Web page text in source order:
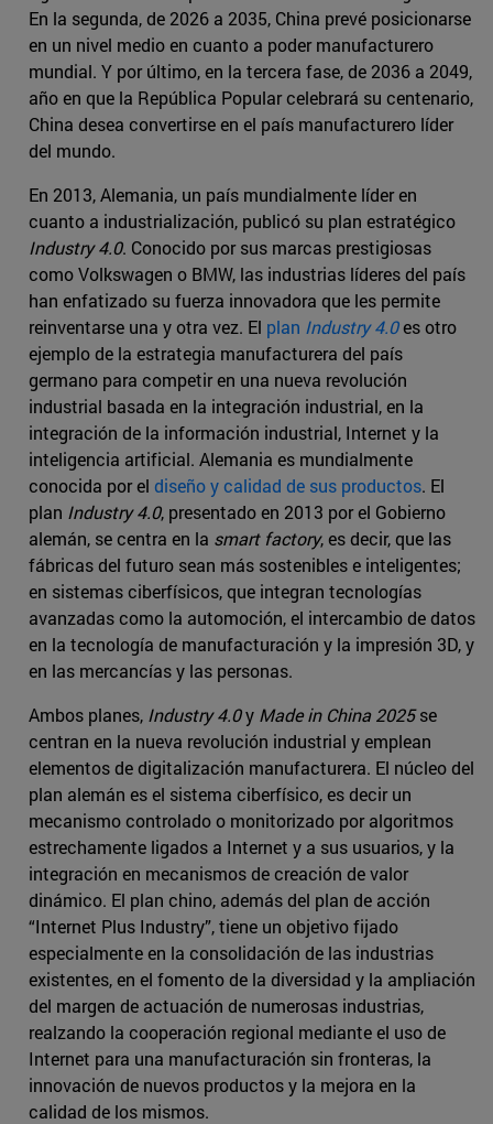
En la segunda, de 2026 a 2035, China prevé posicionarse
en un nivel medio en cuanto a poder manufacturero
mundial. Y por último, en la tercera fase, de 2036 a 2049,
año en que la República Popular celebrará su centenario,
China desea convertirse en el país manufacturero líder
del mundo.
En 2013, Alemania, un país mundialmente líder en
cuanto a industrialización, publicó su plan estratégico
Industry 4.0. Conocido por sus marcas prestigiosas
como Volkswagen o BMW, las industrias líderes del país
han enfatizado su fuerza innovadora que les permite
reinventarse una y otra vez. El plan Industry 4.0es otro
ejemplo de la estrategia manufacturera del país
germano para competir en una nueva revolución
industrial basada en la integración industrial, en la
integración de la información industrial, Internet y la
inteligencia artificial. Alemania es mundialmente
conocida por el diseño y calidad de sus productos. El
plan Industry 4.0, presentado en 2013 por el Gobierno
alemán, se centra en la smart factory, es decir, que las
fábricas del futuro sean más sostenibles e inteligentes;
en sistemas ciberfísicos, que integran tecnologías
avanzadas como la automoción, el intercambio de datos
en la tecnología de manufacturación y la impresión 3D, y
en las mercancías y las personas.
Ambos planes, Industry 4.0y Made in China 2025se
centran en la nueva revolución industrial y emplean
elementos de digitalización manufacturera. El núcleo del
plan alemán es el sistema ciberfísico, es decir un
mecanismo controlado o monitorizado por algoritmos
estrechamente ligados a Internet y a sus usuarios, y la
integración en mecanismos de creación de valor
dinámico. El plan chino, además del plan de acción
“Internet Plus Industry”, tiene un objetivo fijado
especialmente en la consolidación de las industrias
existentes, en el fomento de la diversidad y la ampliación
del margen de actuación de numerosas industrias,
realzando la cooperación regional mediante el uso de
Internet para una manufacturación sin fronteras, la
innovación de nuevos productos y la mejora en la
calidad de los mismos.